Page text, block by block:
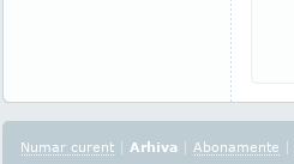
Numar curent | Arhiva | Abonamente |